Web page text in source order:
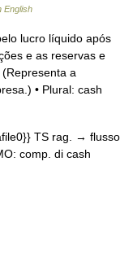
English
lucro líquido após
e as reservas e
a
• Plural: cash
TS rag. → flusso
comp. di cash